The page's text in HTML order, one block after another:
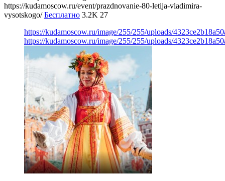
https://kudamoscow.ru/event/prazdnovanie-80-letija-vladimira-
vysotskogo/ Бесплатно 3.2K 27
https://kudamoscow.ru/image/255/255/uploads/
https://kudamoscow.ru/image/255/255/uploads/